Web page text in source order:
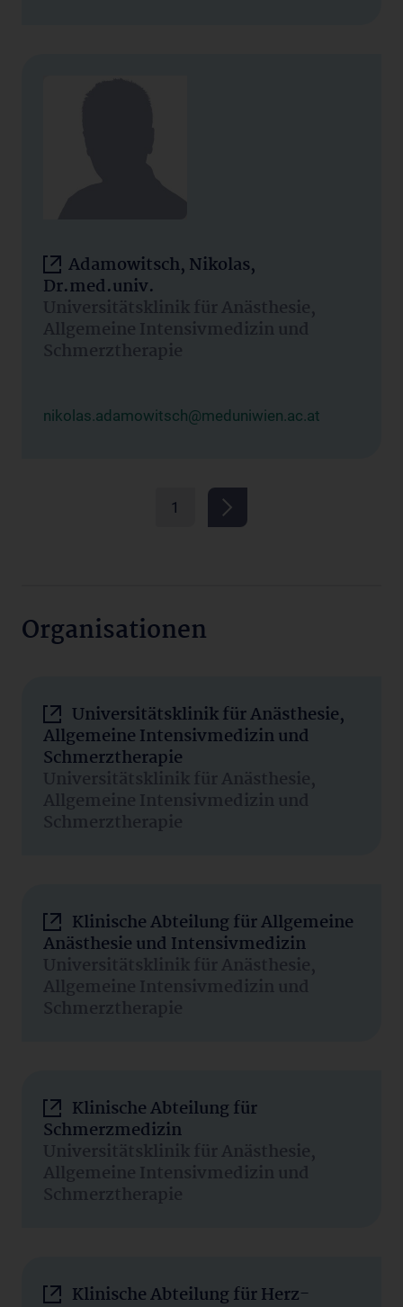
Adamowitsch, Nikolas,
Dr.med.univ.
Universitätsklinik für Anästhesie,
Allgemeine Intensivmedizin und
Schmerztherapie
nikolas.adamowitsch@meduniwien.ac.at
1
Organisationen
Universitätsklinik für Anästhesie,
Allgemeine Intensivmedizin und
Schmerztherapie
Universitätsklinik für Anästhesie,
Allgemeine Intensivmedizin und
Schmerztherapie
Klinische Abteilung für Allgemeine
Anästhesie und Intensivmedizin
Universitätsklinik für Anästhesie,
Allgemeine Intensivmedizin und
Schmerztherapie
Klinische Abteilung für
Schmerzmedizin
Universitätsklinik für Anästhesie,
Allgemeine Intensivmedizin und
Schmerztherapie
Klinische Abteilung für Herz-